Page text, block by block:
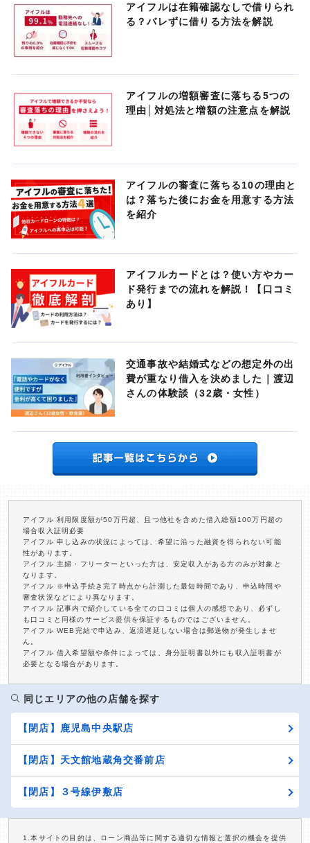
アイフルは在籍確認なしで借りられ
る？バレずに借りる方法を解説
アイフルの増額審査に落ちる5つの
理由│対処法と増額の注意点を解説
アイフルの審査に落ちる10の理由と
は？落ちた後にお金を用意する方法
を紹介
アイフルカードとは？使い方やカー
ド発行までの流れを解説！【口コミ
あり】
交通事故や結婚式などの想定外の出
費が重なり借入を決めました｜渡辺
さんの体験談（32歳・女性）
アイフル 利用限度額が50万円超、且つ他社を含めた借入総額100万円超の
場合収入証明必要
アイフル 申し込みの状況によっては、希望に沿った融資を得られない可能
性があります。
アイフル 主婦・フリーターといった方は、安定収入がある方のみが対象と
なります。
アイフル ※申込手続き完了時点から計測した最短時間であり、申込時間や
審査状況などにより異なります。
アイフル 記事内で紹介している全ての口コミは個人の感想であり、必ずし
も口コミと同様のサービス提供を保証するものではございません。
アイフル WEB完結で申込み、返済遅延しない場合は郵送物が発生しませ
ん。
アイフル 借入希望額や条件によっては、身分証明書以外にも収入証明書が
必要となる場合があります。
同じエリアの他の店舗を探す
【閉店】鹿児島中央駅店
【閉店】天文館地蔵角交番前店
【閉店】３号線伊敷店
1.本サイトの目的は、ローン商品等に関する適切な情報と選択の機会を提供